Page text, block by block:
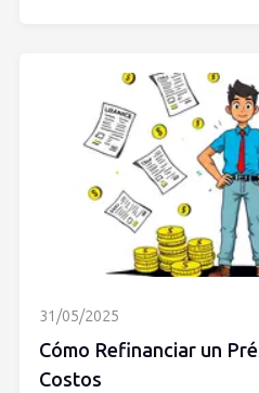
31/05/2025
Cómo Refinanciar un
Costos